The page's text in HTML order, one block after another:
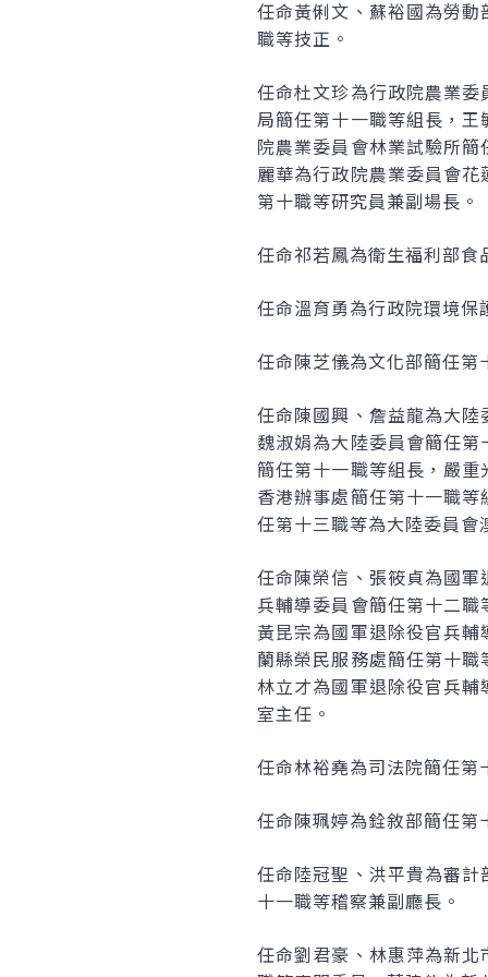
任命黃俐文、蘇裕國為勞
職等技正。
任命杜文珍為行政院農業
局簡任第十一職等組長，
院農業委員會林業試驗所
麗華為行政院農業委員會
第十職等研究員兼副場長。
任命祁若鳳為衛生福利部
任命溫育勇為行政院環境
任命陳芝儀為文化部簡任第
任命陳國興、詹益龍為大
魏淑娟為大陸委員會簡任
簡任第十一職等組長，嚴
香港辦事處簡任第十一職
任第十三職等為大陸委員
任命陳榮信、張筱貞為國
兵輔導委員會簡任第十二
黃昆宗為國軍退除役官兵
蘭縣榮民服務處簡任第十
林立才為國軍退除役官兵
室主任。
任命林裕堯為司法院簡任
任命陳珮婷為銓敘部簡任第
任命陸冠聖、洪平貴為審
十一職等稽察兼副廳長。
任命劉君豪、林惠萍為新